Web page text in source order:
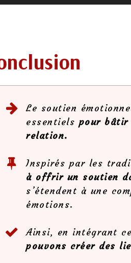
Le soutien
essentielspour bâtir
relation.
Inspirés par les
à offrir un soutien
s’étendent à une
émotions.
Ainsi, en intégrant
pouvons créer des